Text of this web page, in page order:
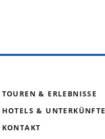
TOUREN & ERLEBNISSE
HOTELS & UNTERKÜNFTE
KONTAKT